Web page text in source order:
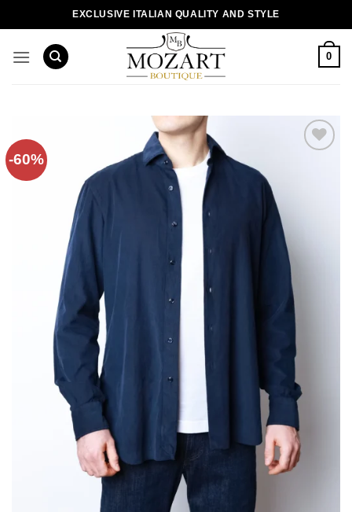
EXCLUSIVE ITALIAN QUALITY AND STYLE
0
-60%